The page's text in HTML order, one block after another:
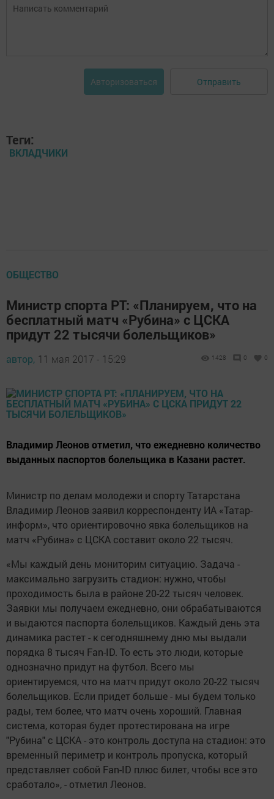
Авторизоваться Отправить
Теги:
ВКЛАДЧИКИ
ОБЩЕСТВО
Министр спорта РТ: «Планируем, что на
бесплатный матч «Рубина» с ЦСКА
придут 22 тысячи болельщиков»
автор, 11 мая 2017 - 15:29 1428 0 0
Владимир Леонов отметил, что ежедневно количество
выданных паспортов болельщика в Казани растет.
Министр по делам молодежи и спорту Татарстана
Владимир Леонов заявил корреспонденту ИА «Татар-
информ», что ориентировочно явка болельщиков на
матч «Рубина» с ЦСКА составит около 22 тысяч.
«Мы каждый день мониторим ситуацию. Задача -
максимально загрузить стадион: нужно, чтобы
проходимость была в районе 20-22 тысяч человек.
Заявки мы получаем ежедневно, они обрабатываются
и выдаются паспорта болельщиков. Каждый день эта
динамика растет - к сегодняшнему дню мы выдали
порядка 8 тысяч Fan-ID. То есть это люди, которые
однозначно придут на футбол. Всего мы
ориентируемся, что на матч придут около 20-22 тысяч
болельщиков. Если придет больше - мы будем только
рады, тем более, что матч очень хороший. Главная
система, которая будет протестирована на игре
"Рубина" с ЦСКА - это контроль доступа на стадион: это
временный периметр и контроль пропуска, который
представляет собой Fan-ID плюс билет, чтобы все это
сработало», - отметил Леонов.